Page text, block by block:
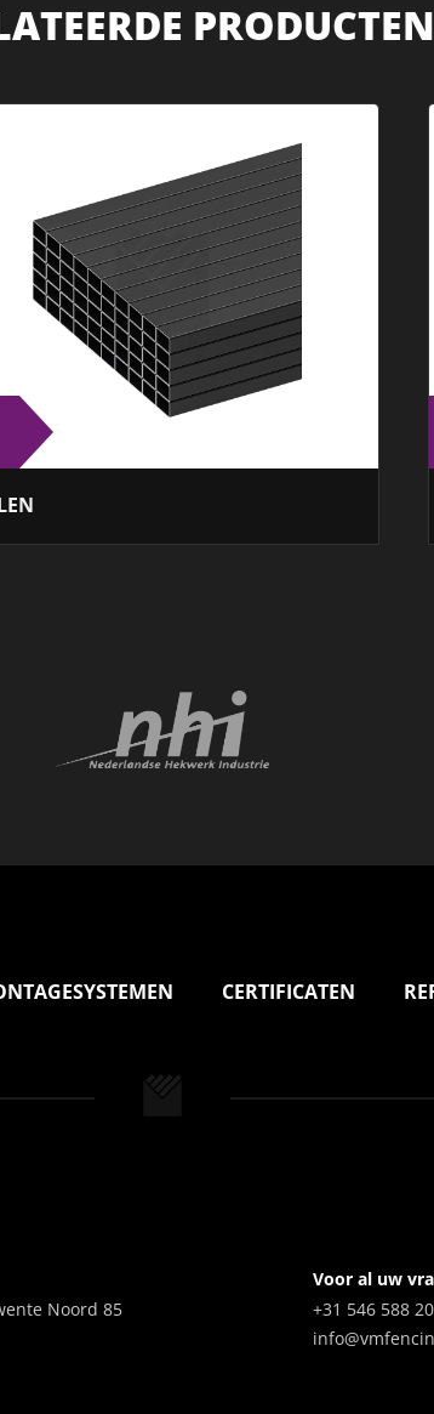
PRODUCTEN
CERTIFICATEN
Noord 85
Voor al uw
+31 546 588